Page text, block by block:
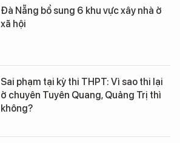
Đà Nẵng bổ sung 6 khu vực xây nhà ở
xã hội
Sai phạm tại kỳ thi THPT: Vì sao thi lại
ở chuyên Tuyên Quang, Quảng Trị thì
không?